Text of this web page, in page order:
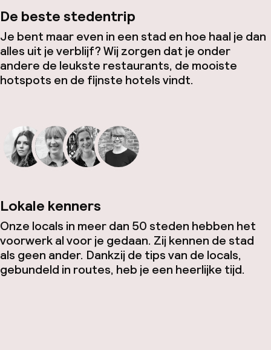
De beste stedentrip
Je bent maar even in een stad en hoe haal je dan
alles uit je verblijf? Wij zorgen dat je onder
andere de leukste restaurants, de mooiste
hotspots en de fijnste hotels vindt.
Lokale kenners
Onze locals in meer dan 50 steden hebben het
voorwerk al voor je gedaan. Zij kennen de stad
als geen ander. Dankzij de tips van de locals,
gebundeld in routes, heb je een heerlijke tijd.